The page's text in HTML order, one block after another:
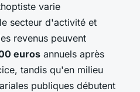
varie
secteur d'activité et
revenus peuvent
euros annuels après
tandis qu'en milieu
publiques débutent